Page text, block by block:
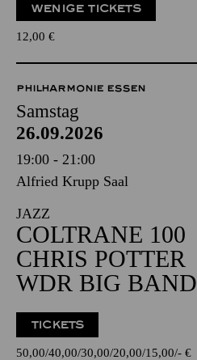
WENIGE TICKETS
12,00 €
PHILHARMONIE ESSEN
Samstag
26.09.2026
19:00 - 21:00
Alfried Krupp Saal
JAZZ
COLTRANE 100
CHRIS POTTER
WDR BIG BAND
TICKETS
50,00 40,00 30,00 20,00 15,00 - €